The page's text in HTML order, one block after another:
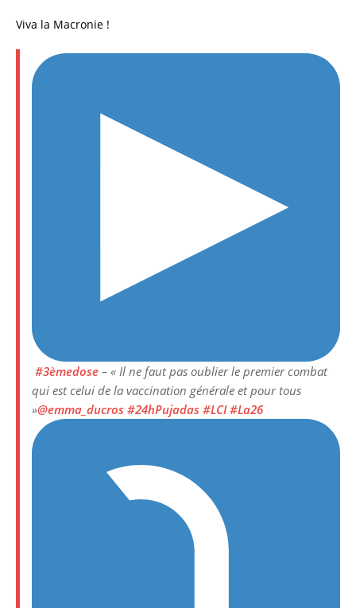
Viva la Macronie !
#3èmedose – « Il ne faut pas oublier le premier combat
qui est celui de la vaccination générale et pour tous
»@emma_ducros #24hPujadas #LCI #La26